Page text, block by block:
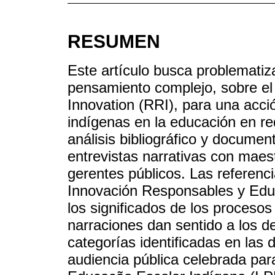
RESUMEN
Este artículo busca
pensamiento complejo, sobre
Innovation (RRI), para una
indígenas en la educación en
análisis bibliográfico y
entrevistas narrativas con
gerentes públicos. Las
Innovación Responsables y
los significados de los
narraciones dan sentido a los
categorías identificadas en las
audiencia pública celebrada